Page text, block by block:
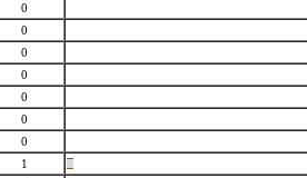
0
0
0
0
0
0
0
1